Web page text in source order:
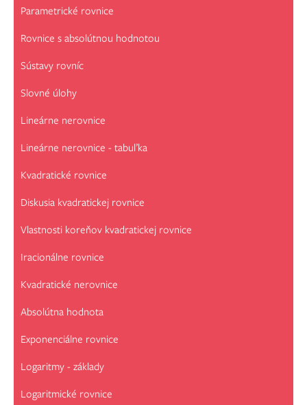
Parametrické rovnice
Rovnice s absolútnou hodnotou
Sústavy rovníc
Slovné úlohy
Lineárne nerovnice
Lineárne nerovnice - tabuľka
Kvadratické rovnice
Diskusia kvadratickej rovnice
Vlastnosti koreňov kvadratickej rovnice
Iracionálne rovnice
Kvadratické nerovnice
Absolútna hodnota
Exponenciálne rovnice
Logaritmy - základy
Logaritmické rovnice